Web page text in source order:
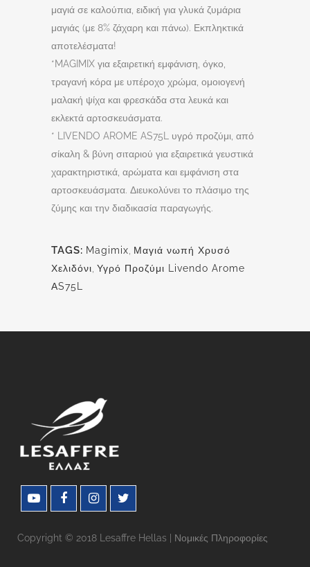
μαγιά σε καλούπια, ειδική για γλυκά ζυμάρια
μαγιάς (με 8% ζάχαρη και πάνω). Εκπληκτικά
αποτελέσματα!
*MAGIMIX για εξαιρετική εμφάνιση, όγκο,
τραγανή κόρα με υπέροχο χρώμα, ομοιογενή
μαλακή ψίχα και φρεσκάδα στα λευκά και
εκλεκτά αρτοσκευάσματα.
* LIVENDO AROME AS75L υγρό προζύμι, από
σίκαλη & βύνη σιταριού για εξαιρετικά γευστικά
χαρακτηριστικά, αρώματα και εμφάνιση στα
αρτοσκευάσματα. Διευκολύνει το πλάσιμο της
ζύμης και την διαδικασία παραγωγής.
TAGS: Magimix Μαγιά νωπή Χρυσό
Χελιδόνι Υγρό Προζύμι Livendo Arome
ΑS75L
Copyright © 2018 Lesaffre Hellas | Νομικές Πληροφορίες